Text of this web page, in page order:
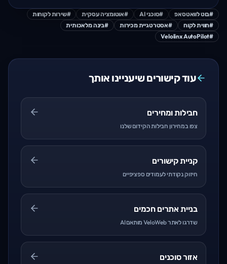
#בוט לוואטסאפ #סוכני AI #אוטומציה עסקית #שירות לקוחות
#חווית לקוח #אסטרטגיית מכירות #בינה מלאכותית
#
Velolinx AutoPilot
עוד קישורים שיעניינו אותך
חבילות ומחירים
צפו במחירון חבילות הקידום שלנו
קניית קישורים
חיזוק נקודתי לעמודים ספציפיים
בניית אתרים חכמים
שדרגו לאתר VeloWeb מותאם AI
אזור סוכנים